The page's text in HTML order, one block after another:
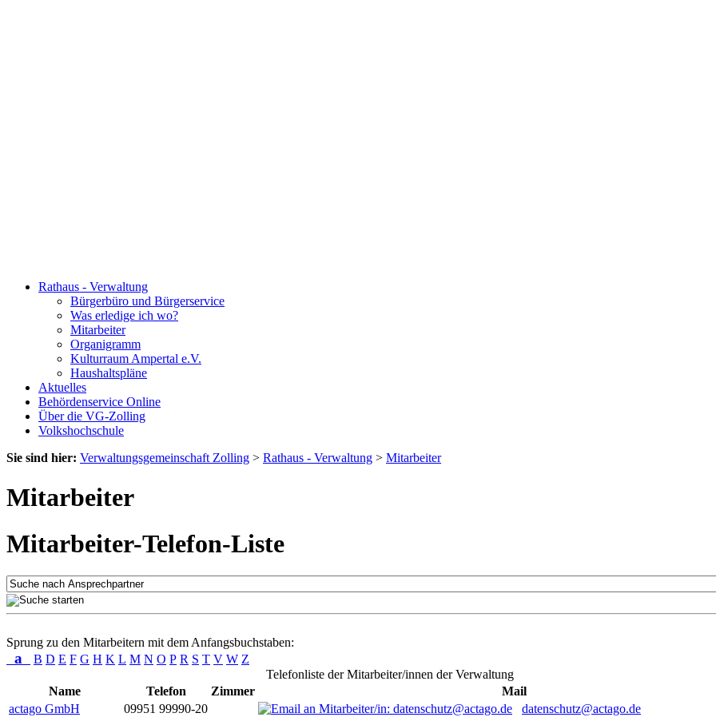
Rathaus - Verwaltung
Bürgerbüro und Bürgerservice
Was erledige ich wo?
Mitarbeiter
Organigramm
Kulturraum Ampertal e.V.
Haushaltspläne
Aktuelles
Behördenservice Online
Über die VG-Zolling
Volkshochschule
Sie sind hier: Verwaltungsgemeinschaft Zolling > Rathaus - Verwaltung > Mitarbeiter
Mitarbeiter
Mitarbeiter-Telefon-Liste
Sprung zu den Mitarbeitern mit dem Anfangsbuchstaben:
a B D E F G H K L M N O P R S T V W Z
Telefonliste der Mitarbeiter/innen der Verwaltung
Name
Telefon Zimmer
Mail
actago GmbH
09951 99990-20
datenschutz@actago.de